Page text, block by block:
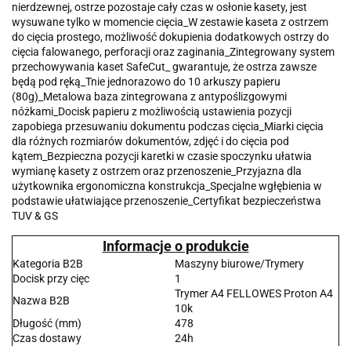
nierdzewnej, ostrze pozostaje cały czas w osłonie kasety, jest
wysuwane tylko w momencie cięcia_W zestawie kaseta z ostrzem
do cięcia prostego, możliwość dokupienia dodatkowych ostrzy do
cięcia falowanego, perforacji oraz zaginania_Zintegrowany system
przechowywania kaset SafeCut_ gwarantuje, że ostrza zawsze
będą pod ręką_Tnie jednorazowo do 10 arkuszy papieru
(80g)_Metalowa baza zintegrowana z antypoślizgowymi
nóżkami_Docisk papieru z możliwością ustawienia pozycji
zapobiega przesuwaniu dokumentu podczas cięcia_Miarki cięcia
dla różnych rozmiarów dokumentów, zdjęć i do cięcia pod
kątem_Bezpieczna pozycji karetki w czasie spoczynku ułatwia
wymianę kasety z ostrzem oraz przenoszenie_Przyjazna dla
użytkownika ergonomiczna konstrukcja_Specjalne wgłębienia w
podstawie ułatwiające przenoszenie_Certyfikat bezpieczeństwa
TUV & GS
Informacje o produkcie
Kategoria B2B
Maszyny biurowe/Trymery
Docisk przy cięc
1
Nazwa B2B
Trymer A4 FELLOWES Proton A4
10k
Długość (mm)
478
Czas dostawy
24h